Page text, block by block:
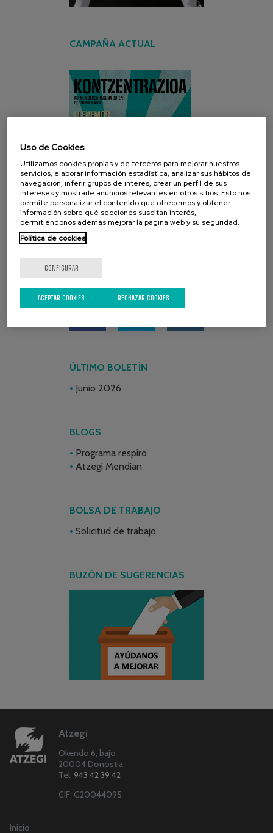
CAMPAÑA ACTUAL
REDES SOCIALES
ÚLTIMO BOLETÍN
Junio 2026
BLOGS
Programa respiro
Atzegi Mendian
BOLSA DE TRABAJO
Solicitud de trabajo
BUZÓN DE SUGERENCIAS
Atzegi
Okendo 6, bajo
20004 Donostia
Tel: 943 42 39 42
CIF: G20044095
Inicio
Uso de Cookies
Utilizamos cookies propias y de terceros para mejorar nuestros
servicios, elaborar información estadística, analizar sus hábitos de
navegación, inferir grupos de interés, crear un perfil de sus
intereses y mostrarle anuncios relevantes en otros sitios. Esto nos
permite personalizar el contenido que ofrecemos y obtener
información sobre qué secciones suscitan interés,
permitiéndonos además mejorar la página web y su seguridad.
Política de cookies
CONFIGURAR
RECHAZAR COOKIES
ACEPTAR COOKIES